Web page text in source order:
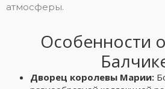
атмосферы.
Особенности
Дворец королевы Марии: